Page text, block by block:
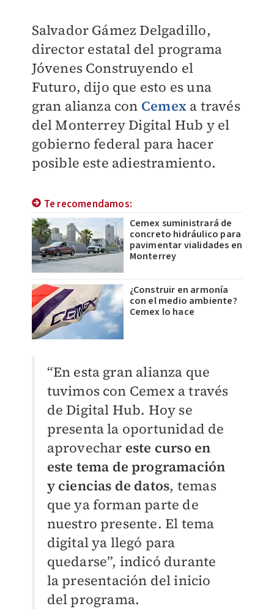
Salvador Gámez Delgadillo,
director estatal del programa
Jóvenes Construyendo el
Futuro, dijo que esto es una
gran alianza con Cemexa través
del Monterrey Digital Hub y el
gobierno federal para hacer
posible este adiestramiento.
Te recomendamos:
Cemex suministrará de
concreto hidráulico para
pavimentar vialidades en
Monterrey
¿Construir en armonía
con el medio ambiente?
Cemex lo hace
“En esta gran alianza que
tuvimos con Cemex a través
de Digital Hub. Hoy se
presenta la oportunidad de
aprovechar este curso en
este tema de programación
y ciencias de datos, temas
que ya forman parte de
nuestro presente. El tema
digital ya llegó para
quedarse”, indicó durante
la presentación del inicio
del programa.